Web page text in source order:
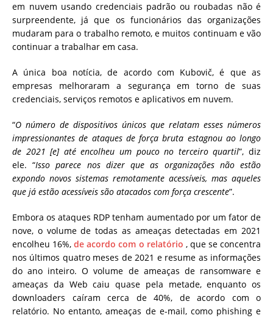
em nuvem usando credenciais padrão ou roubadas não é
surpreendente, já que os funcionários das organizações
mudaram para o trabalho remoto, e muitos continuam e vão
continuar a trabalhar em casa.
A única boa notícia, de acordo com Kubovič, é que as
empresas melhoraram a segurança em torno de suas
credenciais, serviços remotos e aplicativos em nuvem.
“O número de dispositivos únicos que relatam esses números
impressionantes de ataques de força bruta estagnou ao longo
de 2021 [e] até encolheu um pouco no terceiro quartil”, diz
ele. “Isso parece nos dizer que as organizações não estão
expondo novos sistemas remotamente acessíveis, mas aqueles
que já estão acessíveis são atacados com força crescente”.
Embora os ataques RDP tenham aumentado por um fator de
nove, o volume de todas as ameaças detectadas em 2021
encolheu 16%,de acordo com o relatório , que se concentra
nos últimos quatro meses de 2021 e resume as informações
do ano inteiro. O volume de ameaças de ransomware e
ameaças da Web caiu quase pela metade, enquanto os
downloaders caíram cerca de 40%, de acordo com o
relatório. No entanto, ameaças de e-mail, como phishing e